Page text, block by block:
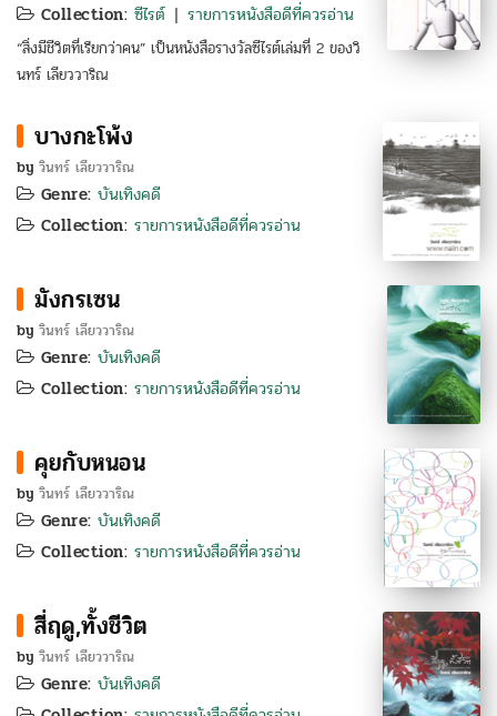
Collection: ซีไรต์| รายการหนังสือดีที่ควรอ่าน
“สิ่งมีชีวิตที่เรียกว่าคน” เป็นหนังสือรางวัลซีไรต์เล่มที่ 2 ของวิ
นทร์ เลียววาริณ
บางกะโพ้ง
by วินทร์ เลียววาริณ
Genre: บันเทิงคดี
Collection: รายการหนังสือดีที่ควรอ่าน
มังกรเซน
by วินทร์ เลียววาริณ
Genre: บันเทิงคดี
Collection: รายการหนังสือดีที่ควรอ่าน
คุยกับหนอน
by วินทร์ เลียววาริณ
Genre: บันเทิงคดี
Collection: รายการหนังสือดีที่ควรอ่าน
สี่ฤดู,ทั้งชีวิต
by วินทร์ เลียววาริณ
Genre: บันเทิงคดี